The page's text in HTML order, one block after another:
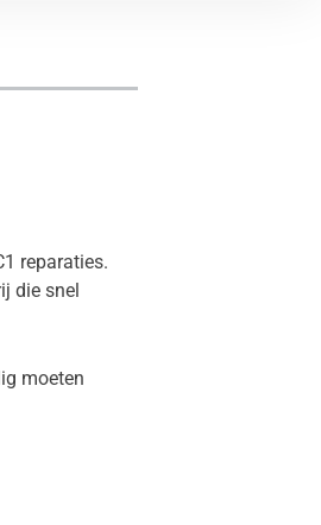
reparaties.
die snel
moeten